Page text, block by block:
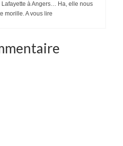
Lafayette à Angers… Ha, elle nous
morille. A vous lire